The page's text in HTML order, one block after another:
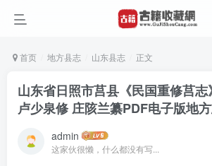
首页 地方县志 山东县志 正文
山东省日照市莒县《民国重修莒
卢少泉修 庄陔兰纂PDF电子版地
admin
这家伙很懒，什么都没有写...